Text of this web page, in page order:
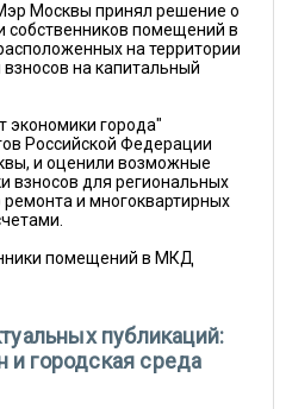
Москвы принял решение о
помещений в
на территории
на капитальный
экономики города"
Российской Федерации
и оценили возможные
взносов для региональных
и многоквартирных
помещений в МКД
публикаций:
и городская среда